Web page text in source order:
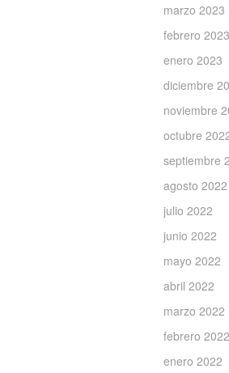
marzo 2023
febrero 2023
enero 2023
diciembre
noviembre
octubre
septiembre
agosto 2022
julio 2022
junio 2022
mayo 2022
abril 2022
marzo 2022
febrero 2022
enero 2022